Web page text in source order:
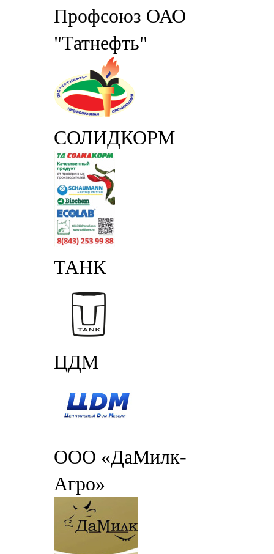
Профсоюз ОАО
"Татнефть"
СОЛИДКОРМ
ТАНК
ЦДМ
ООО «ДаМилк-
Агро»